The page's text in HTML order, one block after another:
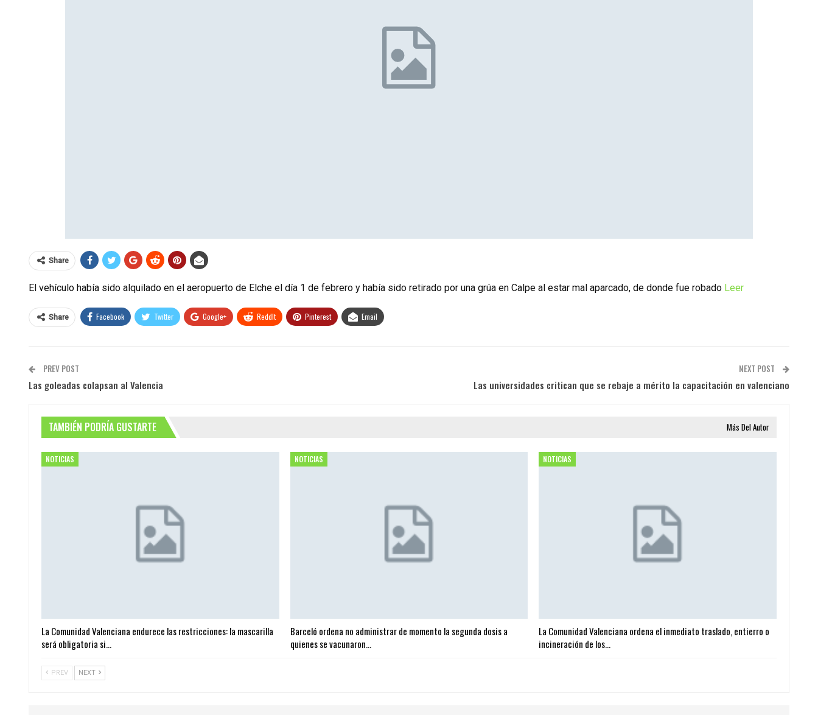
Share
El vehículo había sido alquilado en el aeropuerto de Elche el día 1 de febrero y había sido retirado por una grúa en Calpe al estar mal aparcado, de donde fue robado Leer
Share Facebook Twitter Google+ ReddIt Pinterest Email
PREV POST
Las goleadas colapsan al Valencia
NEXT POST
Las universidades critican que se rebaje a mérito la capacitación en valenciano
TAMBIÉN PODRÍA GUSTARTE Más Del Autor
NOTICIAS
La Comunidad Valenciana endurece las restricciones: la mascarilla
será obligatoria si…
NOTICIAS
Barceló ordena no administrar de momento la segunda dosis a
quienes se vacunaron…
NOTICIAS
La Comunidad Valenciana ordena el inmediato traslado, entierro o
incineración de los…
PREV NEXT